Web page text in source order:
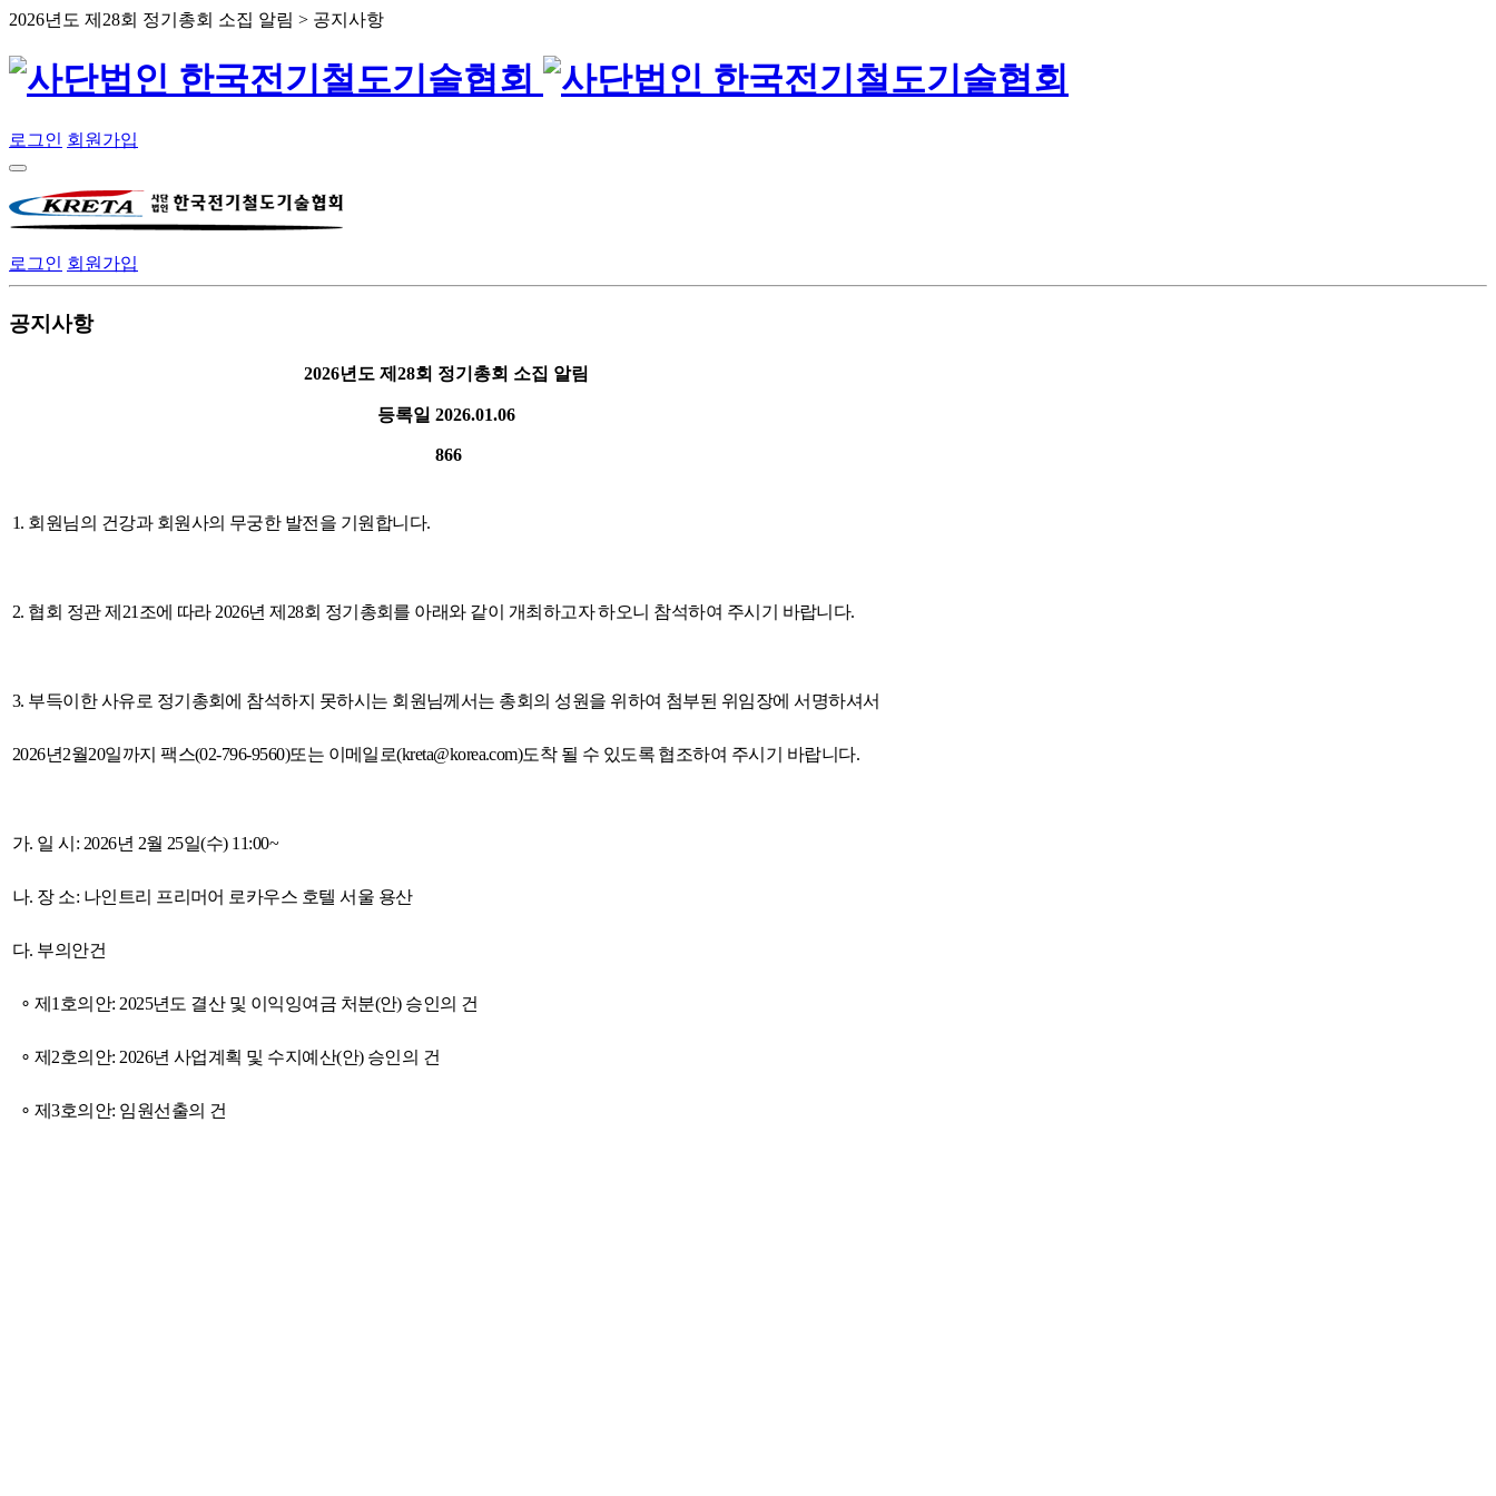
2026년도 제28회 정기총회 소집 알림 > 공지사항
로그인 회원가입
로그인 회원가입
공지사항
2026년도 제28회 정기총회 소집 알림
등록일 2026.01.06
866
1. 회원님의 건강과 회원사의 무궁한 발전을 기원합니다.
2. 협회 정관 제 21 조에 따라 2026년 제 28회 정기총회를 아래와 같이 개최하고자 하오니 참석하여 주시기 바랍니다.
3. 부득이한 사유로 정기총회에 참석하지 못하시는 회원님께서는 총회의 성원을 위하여 첨부된 위임장에 서명하셔서
2026년2월20일까지 팩스(02-796-9560)또는 이메일로(kreta@korea.com)도착 될 수 있도록 협조하여 주시기 바랍니다.
가. 일 시 : 2026년 2월 25일(수) 11:00~
나. 장 소: 나인트리 프리머어 로카우스 호텔 서울 용산
다. 부의안건
∘ 제 1 호의안: 2025년도 결산 및 이익잉여금 처분(안) 승인의 건
∘ 제 2호의안: 2026년 사업계획 및 수지예산(안) 승인의 건
∘ 제3호의안: 임원선출의 건